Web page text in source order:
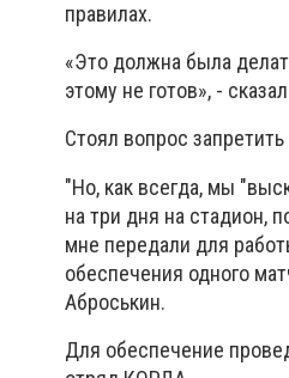
правилах.
«Это должна была
этому не готов», -
Стоял вопрос
"Но, как всегда, мы
на три дня на стадион,
мне передали для
обеспечения одного
Аброськин.
Для обеспечение